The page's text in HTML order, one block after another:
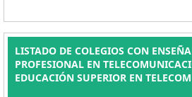
LISTADO DE COLEGIOS CON
PROFESIONAL EN
EDUCACIÓN SUPERIOR EN